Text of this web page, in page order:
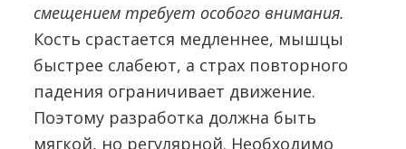
смещением требует особого внимания.
Кость срастается медленнее, мышцы
быстрее слабеют, а страх повторного
падения ограничивает движение.
Поэтому разработка должна быть
мягкой, но регулярной. Необходимо